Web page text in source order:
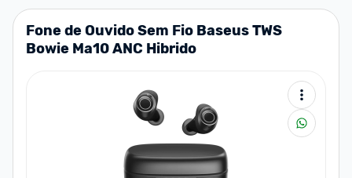
Fone de Ouvido Sem Fio Baseus TWS
Bowie Ma10 ANC Hibrido